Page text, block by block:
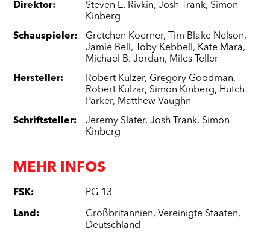
Direktor: Steven E. Rivkin,Josh Trank, Simon
Kinberg
Schauspieler: Gretchen Koerner, Tim Blake Nelson,
Jamie Bell, Toby Kebbell, Kate Mara,
Michael B. Jordan, Miles Teller
Hersteller: Robert Kulzer, Gregory Goodman,
Robert Kulzar, Simon Kinberg, Hutch
Parker, Matthew Vaughn
Schriftsteller: Jeremy Slater,Josh Trank, Simon
Kinberg
MEHR INFOS
FSK: PG-13
Land: Großbritannien, Vereinigte Staaten,
Deutschland